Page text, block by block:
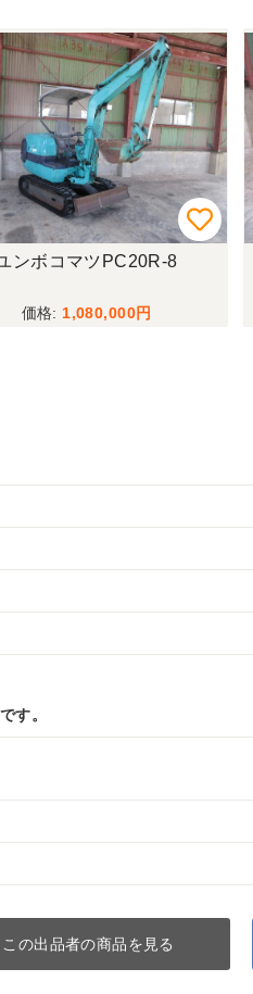
ンボコマツPC20R-8
1,080,000
す。
この出品者の商品を見る